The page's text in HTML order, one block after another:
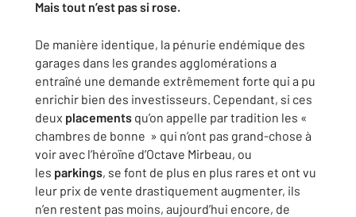
Mais tout n’est pas si rose.
De manière identique, la pénurie endémique des
garages dans les grandes agglomérations a
entraîné une demande extrêmement forte qui a pu
enrichir bien des investisseurs. Cependant, si ces
deux placements qu’on appelle par tradition les «
chambres de bonne » qui n’ont pas grand-chose à
voir avec l’héroïne d’Octave Mirbeau, ou
les parkings, se font de plus en plus rares et ont vu
leur prix de vente drastiquement augmenter, ils
n’en restent pas moins, aujourd’hui encore, de